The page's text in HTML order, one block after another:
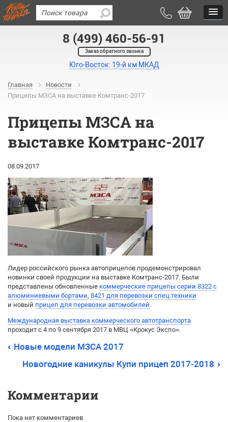
8 (499) 460-56-91
Заказ обратного звонка
Юго-Восток: 19-й км МКАД
Главная
Новости
Прицепы МЗСА на выставке Комтранс-2017
Прицепы МЗСА на
выставке Комтранс-2017
08.09.2017
Лидер российского рынка автоприцепов продемонстрировал
новинки своей продукции на выставке Комтранс-2017. Были
представлены обновленные коммерческие прицепы серии 8322 с
алюминиевыми бортами, 8421 для перевозки спец.техники
и новый прицеп для перевозки автомобилей.
Международная выставка коммерческого автотранспорта
проходит с 4 по 9 сентября 2017 в МВЦ «Крокус Экспо».
Новые модели МЗСА 2017
Новогодние каникулы Купи прицеп 2017-2018
Комментарии
Пока нет комментариев